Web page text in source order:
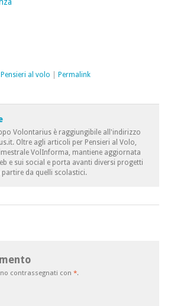
Pensieri al volo Permalink
Volontarius è raggiungibile all'indirizzo
Oltre agli articoli per Pensieri al Volo,
VolInforma, mantiene aggiornata
e sui social e porta avanti diversi progetti
partire da quelli scolastici.
contrassegnati con *.